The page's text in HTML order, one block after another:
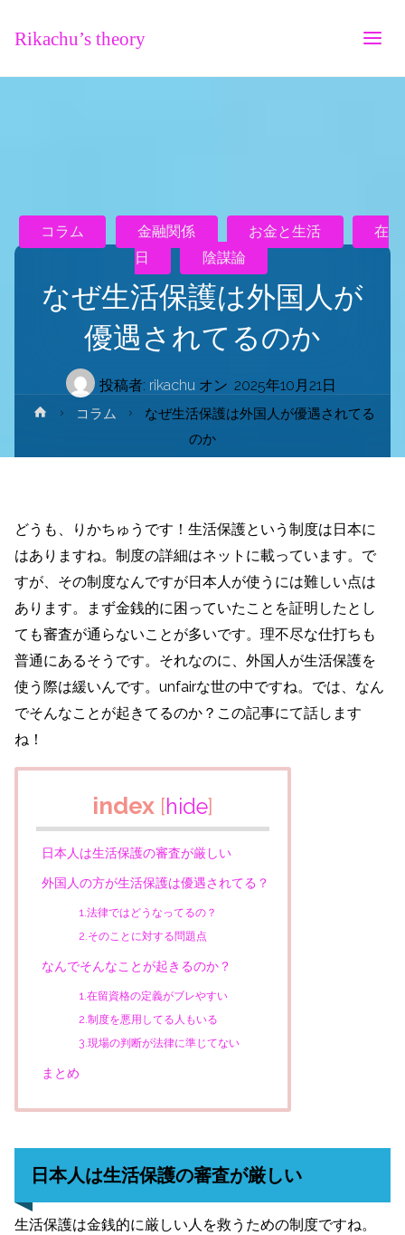
Rikachu’s theory
なぜ生活保護は外国人が
優遇されてるのか
投稿者: rikachu オン 2025年10月21日
コラム 金融関係 お金と生活
在
日
陰謀論
ホ
ム
コラム
なぜ生活保護は外国人が優遇されてる
のか
どうも、りかちゅうです！生活保護という制度は日本に
はありますね。制度の詳細はネットに載っています。で
すが、その制度なんですが日本人が使うには難しい点は
あります。まず金銭的に困っていたことを証明したとし
ても審査が通らないことが多いです。理不尽な仕打ちも
普通にあるそうです。それなのに、外国人が生活保護を
使う際は緩いんです。unfairな世の中ですね。では、なん
でそんなことが起きてるのか？この記事にて話します
ね！
index [hide]
日本人は生活保護の審査が厳しい
外国人の方が生活保護は優遇されてる？
1.法律ではどうなってるの？
2.そのことに対する問題点
なんでそんなことが起きるのか？
1.在留資格の定義がブレやすい
2.制度を悪用してる人もいる
3.現場の判断が法律に準じてない
まとめ
日本人は生活保護の審査が厳しい
生活保護は金銭的に厳しい人を救うための制度ですね。